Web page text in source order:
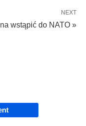
NEXT
wstąpić do NATO »